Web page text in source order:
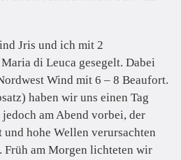
Jris und ich mit 2
di Leuca gesegelt. Dabei
Wind mit 6 – 8 Beaufort.
haben wir uns einen Tag
am Abend vorbei, der
und hohe Wellen verursachten
Früh am Morgen lichteten wir